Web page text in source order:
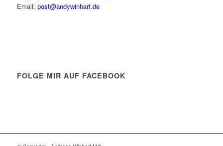
Email: post@andywinhart.de
FOLGE MIR AUF FACEBOOK